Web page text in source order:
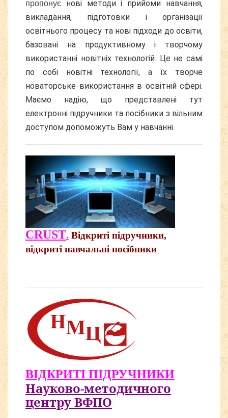
пропонує нові методи і прийоми навчання,
викладання, підготовки і організації
освітнього процесу та нові підходи до освіти,
базовані на продуктивному і творчому
використанні новітніх технологій. Це не самі
по собі новітні технології, а їх творче
новаторське використання в освітній сфері.
Маємо надію, що представлені тут
електронні підручники та посібники з вільним
доступом допоможуть Вам у навчанні.
CRUST. Відкриті підручники,
відкриті навчальні посібники
ВІДКРИТІ ПІДРУЧНИКИ
Науково-методичного
центру ВФПО